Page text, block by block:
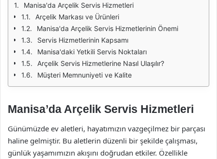
Manisa'da Arçelik Servis Hizmetleri
Arçelik Markası ve Ürünleri
Manisa'da Arçelik Servis Hizmetlerinin Önemi
Servis Hizmetlerinin Kapsamı
Manisa'daki Yetkili Servis Noktaları
Arçelik Servis Hizmetlerine Nasıl Ulaşılır?
Müşteri Memnuniyeti ve Kalite
Manisa’da Arçelik Servis Hizmetleri
Günümüzde ev aletleri, hayatımızın vazgeçilmez bir parçası
haline gelmiştir. Bu aletlerin düzenli bir şekilde çalışması,
günlük yaşamımızın akışını doğrudan etkiler. Özellikle